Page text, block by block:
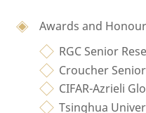
Awards and
RGC Senior
Croucher
CIFAR-Azrieli
Tsinghua